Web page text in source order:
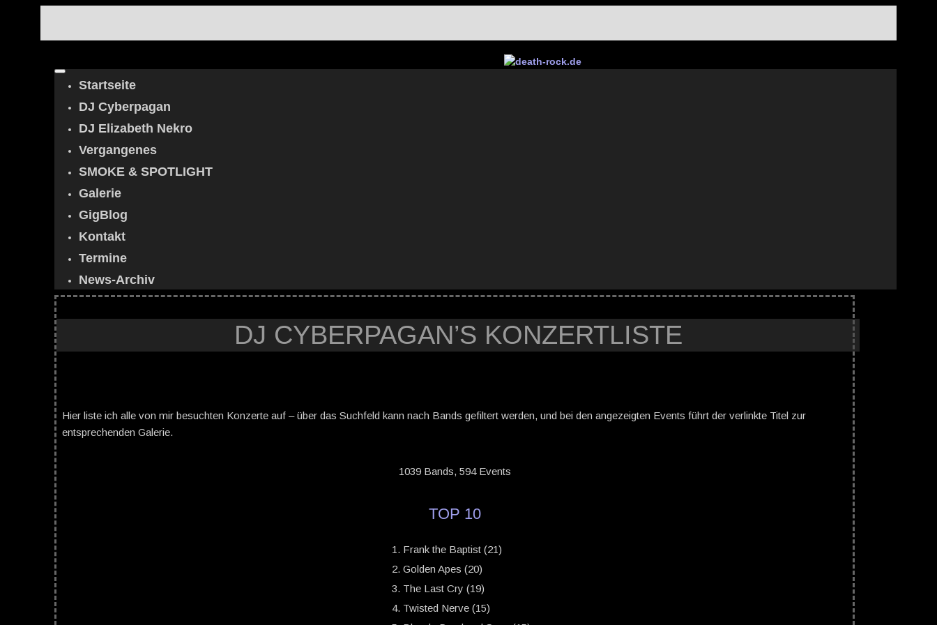
Startseite
DJ Cyberpagan
DJ Elizabeth Nekro
Vergangenes
SMOKE & SPOTLIGHT
Galerie
GigBlog
Kontakt
Termine
News-Archiv
DJ CYBERPAGAN’S KONZERTLISTE
Hier liste ich alle von mir besuchten Konzerte auf – über das Suchfeld kann nach Bands gefiltert werden, und bei den angezeigten Events führt der verlinkte Titel zur
entsprechenden Galerie.
1039 Bands, 594 Events
TOP 10
Frank the Baptist (21)
Golden Apes (20)
The Last Cry (19)
Twisted Nerve (15)